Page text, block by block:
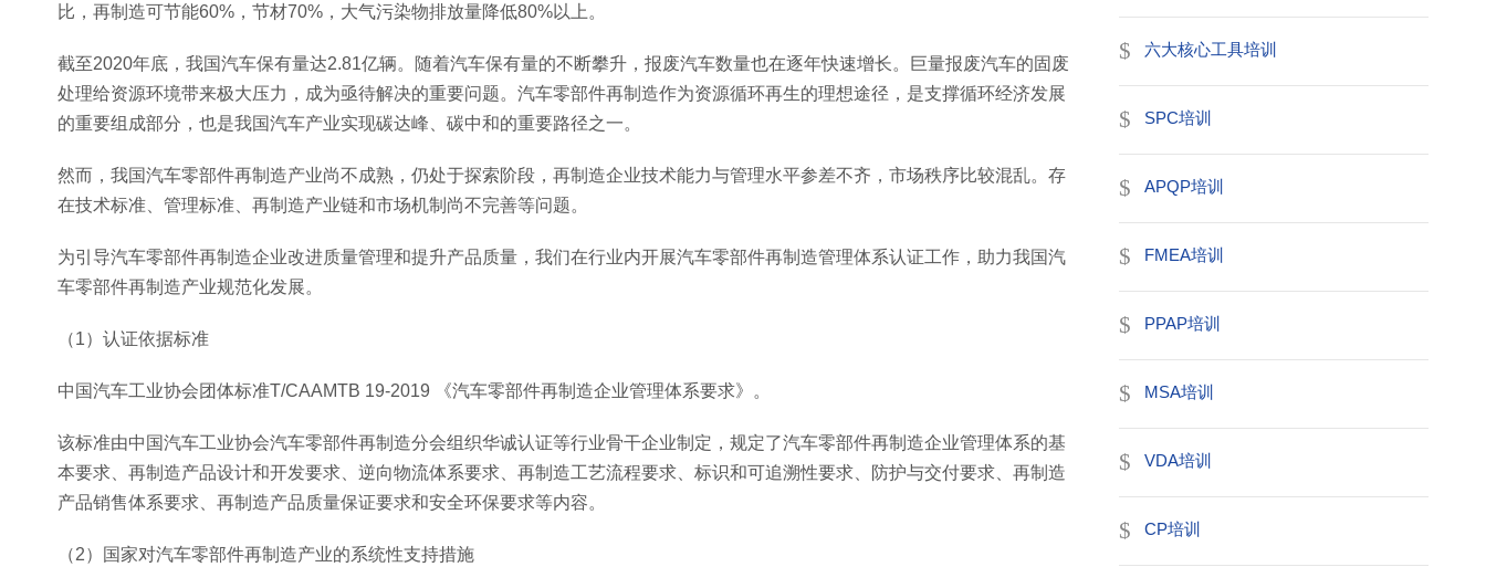
比，再制造可节能60%，节材70%，大气污染物排放量降低80%以上。
截至2020年底，我国汽车保有量达2.81亿辆。随着汽车保有量的不断攀升，报废汽车数量也在逐年快速增长。巨量报废汽车的固废
处理给资源环境带来极大压力，成为亟待解决的重要问题。汽车零部件再制造作为资源循环再生的理想途径，是支撑循环经济发展
的重要组成部分，也是我国汽车产业实现碳达峰、碳中和的重要路径之一。
然而，我国汽车零部件再制造产业尚不成熟，仍处于探索阶段，再制造企业技术能力与管理水平参差不齐，市场秩序比较混乱。存
在技术标准、管理标准、再制造产业链和市场机制尚不完善等问题。
为引导汽车零部件再制造企业改进质量管理和提升产品质量，我们在行业内开展汽车零部件再制造管理体系认证工作，助力我国汽
车零部件再制造产业规范化发展。
（1）认证依据标准
中国汽车工业协会团体标准T/CAAMTB 19-2019 《汽车零部件再制造企业管理体系要求》。
该标准由中国汽车工业协会汽车零部件再制造分会组织华诚认证等行业骨干企业制定，规定了汽车零部件再制造企业管理体系的基
本要求、再制造产品设计和开发要求、逆向物流体系要求、再制造工艺流程要求、标识和可追溯性要求、防护与交付要求、再制造
产品销售体系要求、再制造产品质量保证要求和安全环保要求等内容。
（2）国家对汽车零部件再制造产业的系统性支持措施
六大核心工具培训
SPC培训
APQP培训
FMEA培训
PPAP培训
MSA培训
VDA培训
CP培训